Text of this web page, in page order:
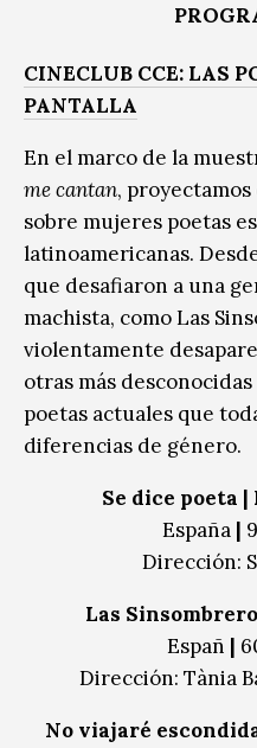
CINECLUB CCE: LAS
PANTALLA
En el marco de la
me cantan,
sobre mujeres poetas
latinoamericanas.
que desafiaron a una
machista, como Las
violentamente
otras más
poetas actuales que
diferencias de género.
Se dice poeta |
España |
Dirección:
Las Sinsombrero
Españ |
Dirección: Tània
No viajaré